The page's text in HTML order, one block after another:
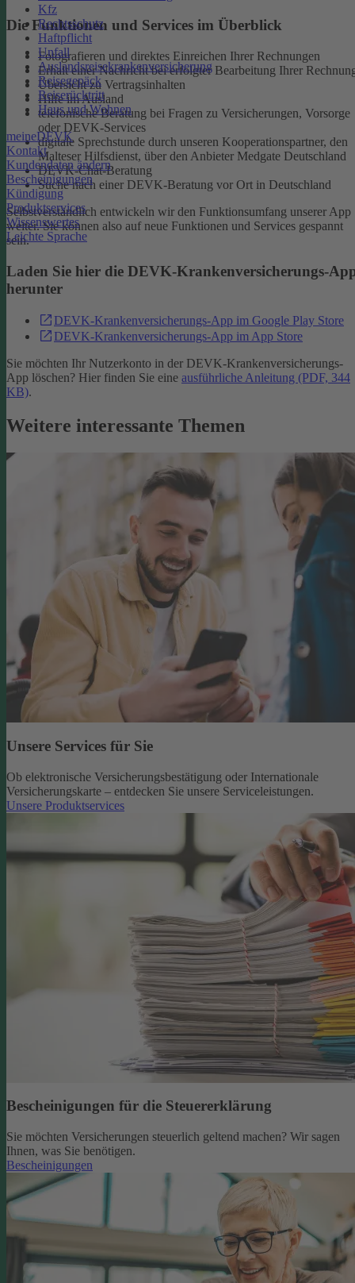
Kfz
Rechtsschutz
Haftpflicht
Unfall
Auslandsreisekrankenversicherung
Reisegepäck
Reiserücktritt
Haus und Wohnen
meineDEVK
Kontakt
Kundendaten ändern
Bescheinigungen
Kündigung
Produktservices
Wissenswertes
Leichte Sprache
Die Funktionen und Services im Überblick
Fotografieren und direktes Einreichen Ihrer Rechnungen
Erhalt einer Nachricht bei erfolgter Bearbeitung Ihrer
Übersicht zu Vertragsinhalten
Hilfe im Ausland
telefonische Beratung bei Fragen zu Versicherungen, Vorsorge
oder DEVK-Services
digitale Sprechstunde durch unseren Kooperationspartner, den
Malteser Hilfsdienst, über den Anbieter Medgate Deutschland
DEVK-Chat-Beratung
Suche nach einer DEVK-Beratung vor Ort in Deutschland
Selbstverständlich entwickeln wir den Funktionsumfang unserer App
weiter. Sie können also auf neue Funktionen und Services gespannt
sein.
Laden Sie hier die DEVK-Krankenversicherungs-
herunter
DEVK-Krankenversicherungs-App im Google Play Store
DEVK-Krankenversicherungs-App im App Store
Sie möchten Ihr Nutzerkonto in der DEVK-Krankenversicherungs-
App löschen? Hier finden Sie eine ausführliche Anleitung (PDF, 344
KB).
Weitere interessante Themen
Unsere Services für Sie
Ob elektronische Versicherungsbestätigung oder Internationale
Versicherungskarte – entdecken Sie unsere Serviceleistungen.
Unsere Produktservices
Bescheinigungen für die Steuererklärung
Sie möchten Versicherungen steuerlich geltend machen? Wir sagen
Ihnen, was Sie benötigen.
Bescheinigungen